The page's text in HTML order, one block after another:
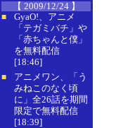
【 2009/12/24 】
■
GyaO!、アニメ
「テガミバチ」や
「赤ちゃんと僕」
を無料配信
[18:46]
■
アニメワン、「う
みねこのなく頃
に」全26話を期間
限定で無料配信
[18:39]